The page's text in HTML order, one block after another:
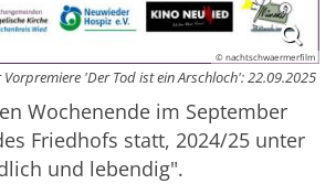
© nachtschwaermerfilm
Vorpremiere 'Der Tod ist ein Arschloch': 22.09.2025
Wochenende im September
Friedhofs statt, 2024/25 unter
und lebendig".